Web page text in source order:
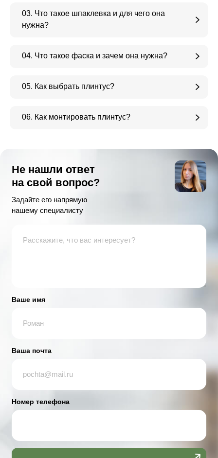
03. Что такое шпаклевка и для чего она
нужна?
04. Что такое фаска и зачем она нужна?
05. Как выбрать плинтус?
06. Как монтировать плинтус?
Не нашли ответ
на свой вопрос?
Задайте его напрямую
нашему специалисту
Ваше имя
Ваша почта
Номер телефона